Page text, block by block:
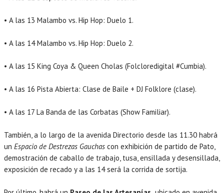
• A las 13 Malambo vs. Hip Hop: Duelo 1.
• A las 14 Malambo vs. Hip Hop: Duelo 2.
• A las 15 King Coya & Queen Cholas (Folcloredigital #Cumbia).
• A las 16 Pista Abierta: Clase de Baile + DJ Folklore (clase).
• A las 17 La Banda de las Corbatas (Show Familiar).
También, a lo largo de la avenida Directorio desde las 11.30 habrá
un Espacio de Destrezas Gauchas con exhibición de partido de Pato,
demostración de caballo de trabajo, tusa, ensillada y desensillada,
exposición de recado y a las 14 será la corrida de sortija.